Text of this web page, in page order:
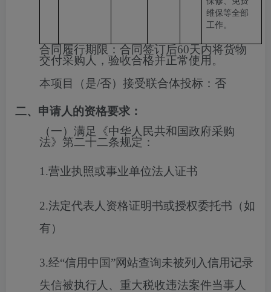
维保等全部
工作。
合同履行期限： 合同签订后60天内将货物
交付采购人，验收合格并正常使用。
本项目（是/否）接受联合体投标： 否
二、申请人的资格要求：
（一）满足《中华人民共和国政府采购
法》第二十二条规定：
1.营业执照或事业单位法人证书
2.法定代表人资格证明书或授权委托书（如
有）
3.经“信用中国”网站查询未被列入信用记录
失信被执行人、重大税收违法案件当事人